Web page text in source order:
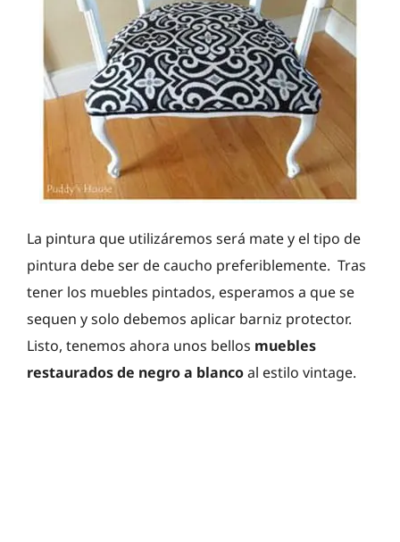
La pintura que utilizáremos será mate y el tipo de
pintura debe ser de caucho preferiblemente. Tras
tener los muebles pintados, esperamos a que se
sequen y solo debemos aplicar barniz protector.
Listo, tenemos ahora unos bellos muebles
restaurados de negro a blancoal estilo vintage.